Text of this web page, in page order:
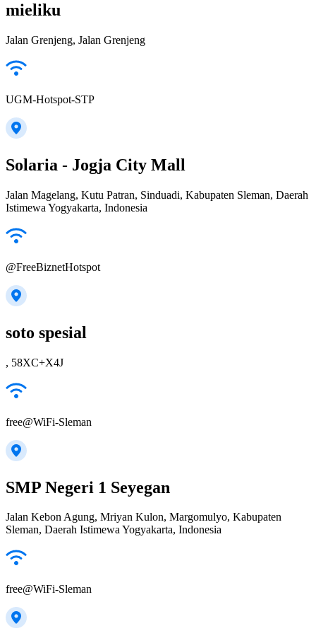
mieliku
Jalan Grenjeng, Jalan Grenjeng
UGM-Hotspot-STP
Solaria - Jogja City Mall
Jalan Magelang, Kutu Patran, Sinduadi, Kabupaten Sleman, Daerah
Istimewa Yogyakarta, Indonesia
@FreeBiznetHotspot
soto spesial
, 58XC+X4J
free@WiFi-Sleman
SMP Negeri 1 Seyegan
Jalan Kebon Agung, Mriyan Kulon, Margomulyo, Kabupaten
Sleman, Daerah Istimewa Yogyakarta, Indonesia
free@WiFi-Sleman